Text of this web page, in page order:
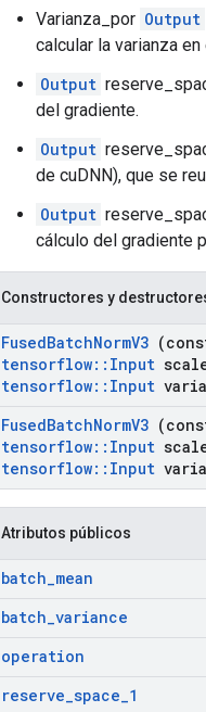
Varianza_por Output
calcular la varianza en
Output
del gradiente.
Output
de cuDNN), que se
Output
cálculo del gradiente
Constructores y
FusedBatchNormV3
tensorflow:: Input
tensorflow:: Input
FusedBatchNormV3
tensorflow:: Input
tensorflow:: Input
Atributos públicos
batch_mean
batch_variance
operation
reserve_space_1